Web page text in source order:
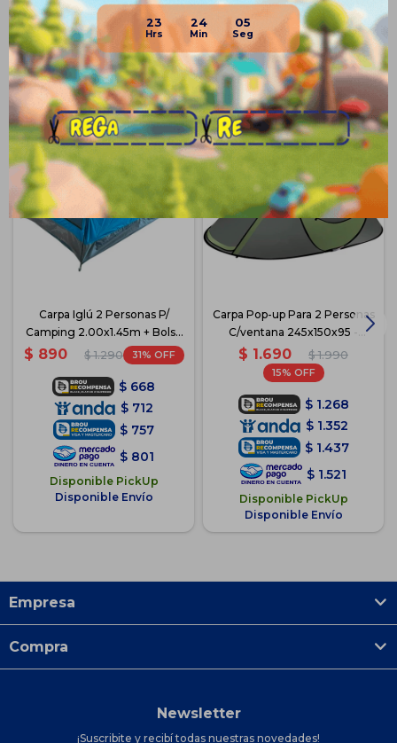
23 24 04
Productos que te pueden interesar
Carpa Iglú 2 Personas P/
Camping 2.00x1.45m + Bolso
- Azul Claro
$ 890 $ 1.290 31
$ 668
$ 712
$ 757
$ 801
Disponible PickUp
Disponible Envío
Carpa Pop-up Para 2 Personas
C/ventana 245x150x95 -
Verde
$ 1.690 $ 1.990
15
$ 1.268
$ 1.352
$ 1.437
$ 1.521
Disponible PickUp
Disponible Envío
Empresa
Compra
Newsletter
¡Suscribite y recibí todas nuestras novedades!